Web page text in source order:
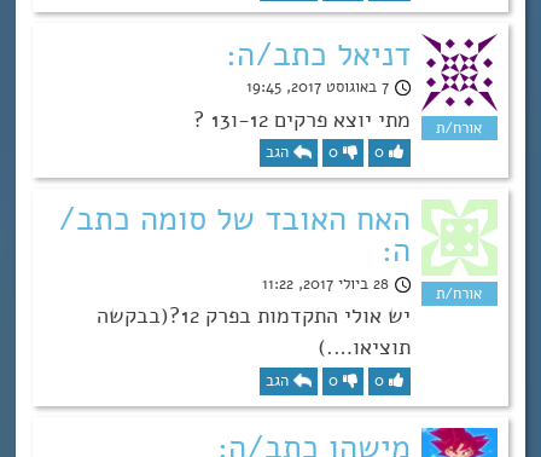
דניאל כתב/ה:
7 באוגוסט 2017, 19:45
מתי יוצא פרקים 12-ו13 ?
0
0 הגב
האח האובד של סומה כתב/
ה:
28 ביולי 2017, 11:22
יש אולי התקדמות בפרק 12?(בבקשה
תוציאו….)
0
0 הגב
מישהו כתב/ה: